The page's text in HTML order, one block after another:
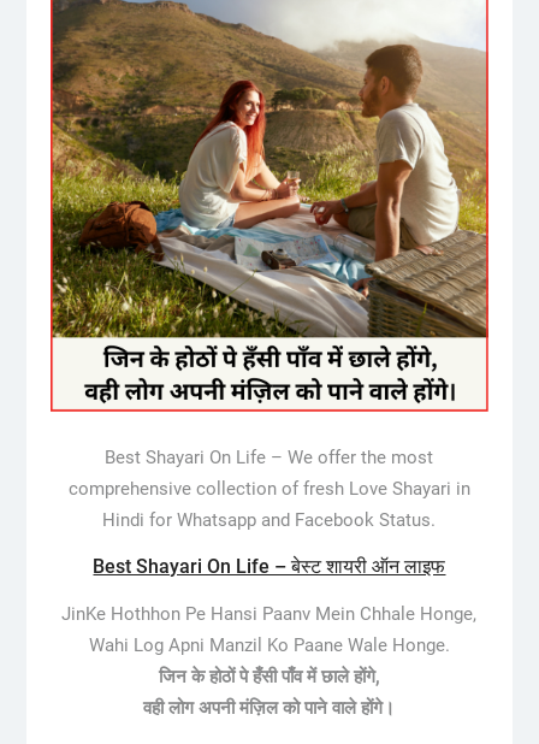
Best Shayari On Life – We offer the most
comprehensive collection of fresh Love Shayari in
Hindi for Whatsapp and Facebook Status.
Best Shayari On Life – बेस्ट शायरी ऑन लाइफ
JinKe Hothhon Pe Hansi Paanv Mein Chhale Honge,
Wahi Log Apni Manzil Ko Paane Wale Honge.
जिन के होठों पे हँसी पाँव में छाले होंगे,
वही लोग अपनी मंज़िल को पाने वाले होंगे।